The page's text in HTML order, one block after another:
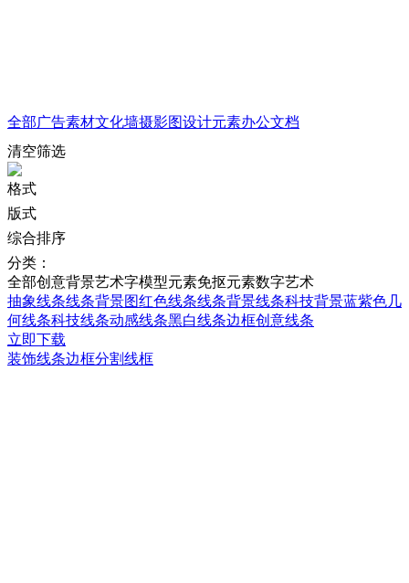
全部广告素材文化墙摄影图设计元素办公文档
清空筛选
格式
版式
综合排序
分类：
全部创意背景艺术字模型元素免抠元素数字艺术
抽象线条线条背景图红色线条线条背景线条科技背景蓝紫色几
何线条科技线条动感线条黑白线条边框创意线条
立即下载
装饰线条边框分割线框